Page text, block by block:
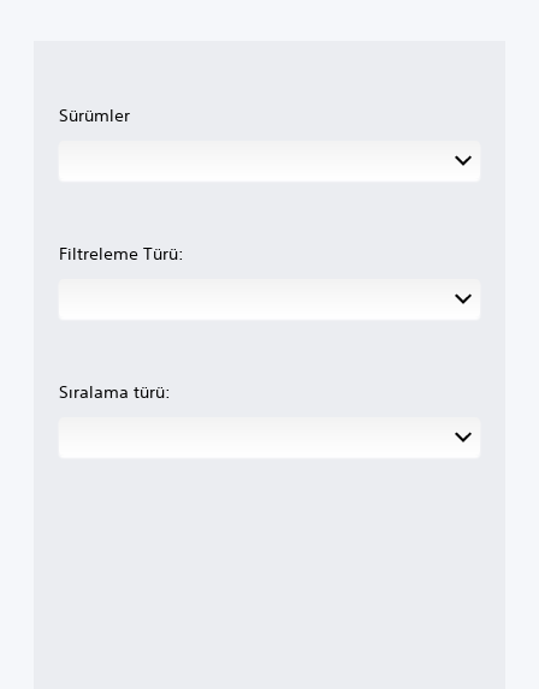
Sürümler
Filtreleme Türü:
Sıralama türü: